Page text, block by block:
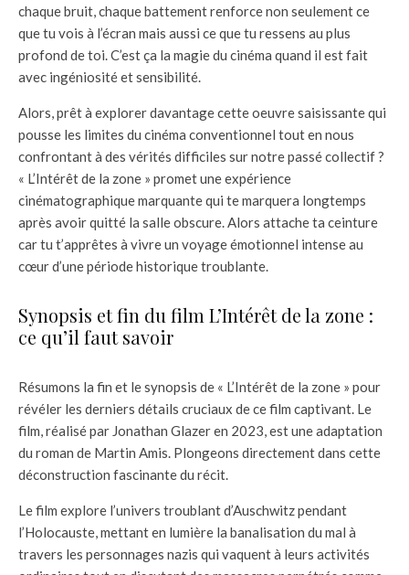
chaque bruit, chaque battement renforce non seulement ce
que tu vois à l’écran mais aussi ce que tu ressens au plus
profond de toi. C’est ça la magie du cinéma quand il est fait
avec ingéniosité et sensibilité.
Alors, prêt à explorer davantage cette oeuvre saisissante qui
pousse les limites du cinéma conventionnel tout en nous
confrontant à des vérités difficiles sur notre passé collectif ?
« L’Intérêt de la zone » promet une expérience
cinématographique marquante qui te marquera longtemps
après avoir quitté la salle obscure. Alors attache ta ceinture
car tu t’apprêtes à vivre un voyage émotionnel intense au
cœur d’une période historique troublante.
Synopsis et fin du film L’Intérêt de la zone :
ce qu’il faut savoir
Résumons la fin et le synopsis de « L’Intérêt de la zone » pour
révéler les derniers détails cruciaux de ce film captivant. Le
film, réalisé par Jonathan Glazer en 2023, est une adaptation
du roman de Martin Amis. Plongeons directement dans cette
déconstruction fascinante du récit.
Le film explore l’univers troublant d’Auschwitz pendant
l’Holocauste, mettant en lumière la banalisation du mal à
travers les personnages nazis qui vaquent à leurs activités